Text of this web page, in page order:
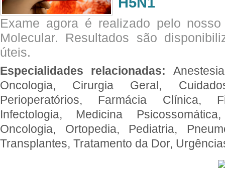
Exame agora é realizado pelo
Molecular. Resultados são
úteis.
Especialidades relacionadas:
Oncologia, Cirurgia Geral,
Perioperatórios, Farmácia Clínica,
Infectologia, Medicina
Oncologia, Ortopedia, Pediatria,
Transplantes, Tratamento da Dor,